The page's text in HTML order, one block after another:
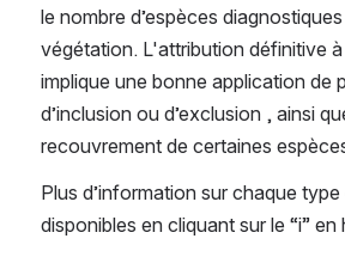
le nombre d’espèces
végétation. L'attribution définitive
implique une bonne application de
d’inclusion ou d’exclusion , ainsi
recouvrement de certaines
Plus d’information sur chaque
disponibles en cliquant sur le “i”